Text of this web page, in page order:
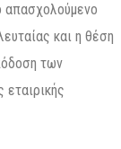
απασχολούμενο
και η θέση
των